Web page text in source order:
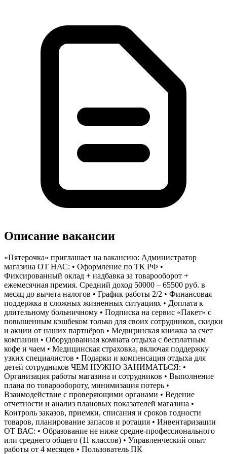
Описание вакансии
«Пятерочка» приглашает на вакансию: Администратор
магазина ОТ НАС: • Оформление по ТК РФ •
Фиксированный оклад + надбавка за товарооборот +
ежемесячная премия. Средний доход 50000 – 65500 руб. в
месяц до вычета налогов • График работы 2/2 • Финансовая
поддержка в сложных жизненных ситуациях • Доплата к
длительному больничному • Подписка на сервис «Пакет» с
повышенным кэшбеком только для своих сотрудников, скидки
и акции от наших партнёров • Медицинская книжка за счет
компании • Оборудованная комната отдыха с бесплатным
кофе и чаем • Медицинская страховка, включая поддержку
узких специалистов • Подарки и компенсация отдыха для
детей сотрудников ЧЕМ НУЖНО ЗАНИМАТЬСЯ: •
Организация работы магазина и сотрудников • Выполнение
плана по товарообороту, минимизация потерь •
Взаимодействие с проверяющими органами • Ведение
отчетности и анализ плановых показателей магазина •
Контроль заказов, приемки, списания и сроков годности
товаров, планирование запасов и ротация • Инвентаризации
ОТ ВАС: • Образование не ниже средне-профессионального
или среднего общего (11 классов) • Управленческий опыт
работы от 4 месяцев • Пользователь ПК